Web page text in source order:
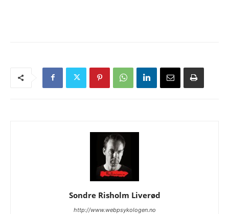
Sondre Risholm Liverød
http://www.webpsykologen.no